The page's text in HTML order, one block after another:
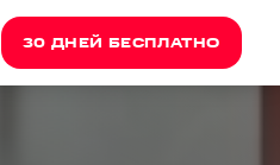
30 ДНЕЙ БЕСПЛАТНО